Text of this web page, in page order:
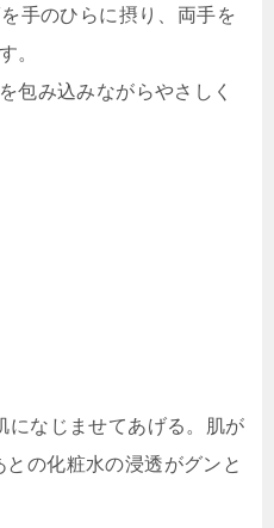
手のひらに摂り、両手を
。
包み込みながらやさしく
になじませてあげる。肌が
の化粧水の浸透がグンと